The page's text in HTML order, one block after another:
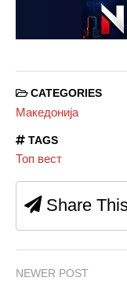
CATEGORIES
Македонија
TAGS
Топ вест
Share
NEWER POST